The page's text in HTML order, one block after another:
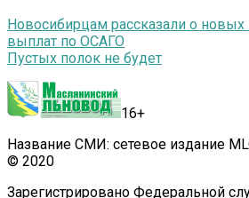
Новосибирцам рассказали о новых
выплат по ОСАГО
Пустых полок не будет
16+
Название СМИ: сетевое издание
© 2020
Зарегистрировано Федеральной